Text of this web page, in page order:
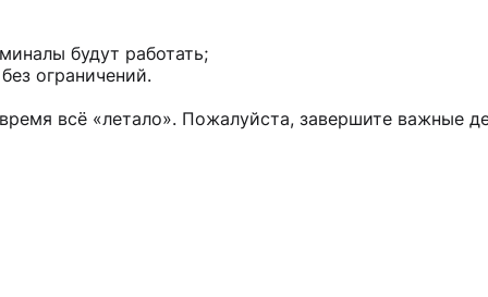
будут работать;
ограничений.
всё «летало». Пожалуйста, завершите важные